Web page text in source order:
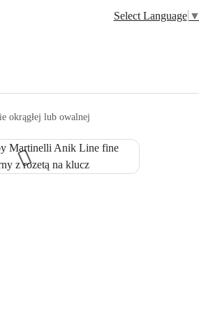
Select Language ▼
okrągłej lub owalnej